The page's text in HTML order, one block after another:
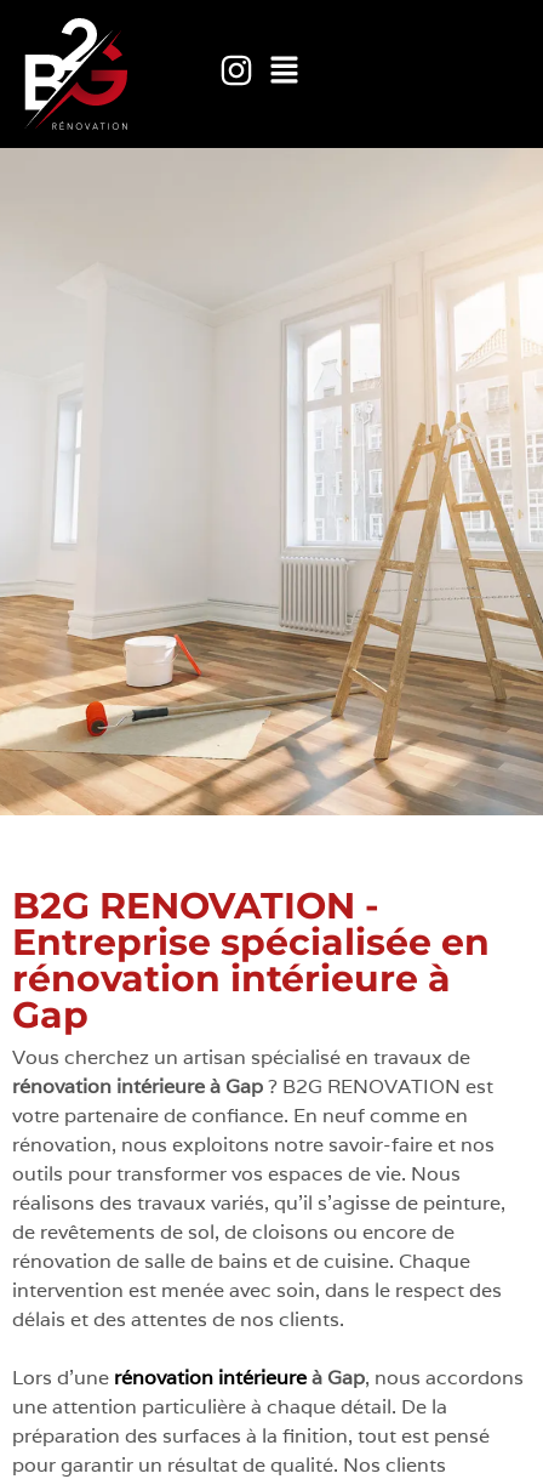
B2G RENOVATION -
Entreprise spécialisée en
rénovation intérieure à
Gap
Vous cherchez un artisan spécialisé en travaux de
rénovation intérieure à Gap? B2G RENOVATION est
votre partenaire de confiance. En neuf comme en
rénovation, nous exploitons notre savoir-faire et nos
outils pour transformer vos espaces de vie. Nous
réalisons des travaux variés, qu’il s’agisse de peinture,
de revêtements de sol, de cloisons ou encore de
rénovation de salle de bains et de cuisine. Chaque
intervention est menée avec soin, dans le respect des
délais et des attentes de nos clients.
Lors d’une rénovation intérieureà Gap, nous accordons
une attention particulière à chaque détail. De la
préparation des surfaces à la finition, tout est pensé
pour garantir un résultat de qualité. Nos clients